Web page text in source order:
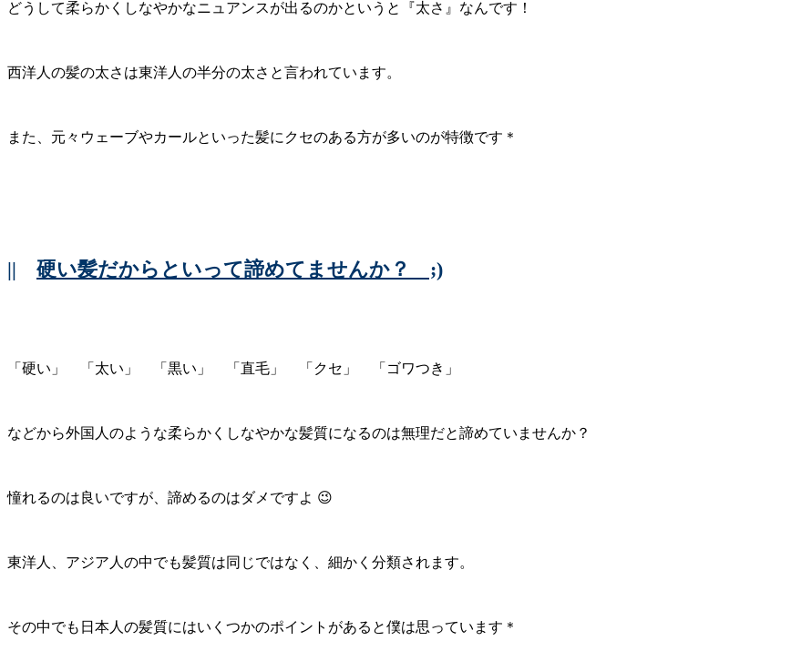
どうして柔らかくしなやかなニュアンスが出るのかというと『太さ』なんです！
西洋人の髪の太さは東洋人の半分の太さと言われています。
また、元々ウェーブやカールといった髪にクセのある方が多いのが特徴です＊
|| 硬い髪だからといって諦めてませんか？ ;)
「硬い」 「太い」 「黒い」 「直毛」 「クセ」 「ゴワつき」
などから外国人のような柔らかくしなやかな髪質になるのは無理だと諦めていませんか？
憧れるのは良いですが、諦めるのはダメですよ 😉
東洋人、アジア人の中でも髪質は同じではなく、細かく分類されます。
その中でも日本人の髪質にはいくつかのポイントがあると僕は思っています＊